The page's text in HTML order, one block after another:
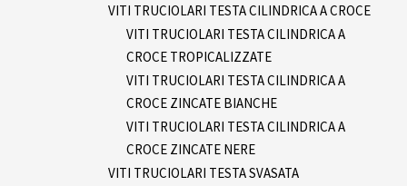
VITI TRUCIOLARI TESTA CILINDRICA A CROCE
VITI TRUCIOLARI TESTA CILINDRICA A
CROCE TROPICALIZZATE
VITI TRUCIOLARI TESTA CILINDRICA A
CROCE ZINCATE BIANCHE
VITI TRUCIOLARI TESTA CILINDRICA A
CROCE ZINCATE NERE
VITI TRUCIOLARI TESTA SVASATA